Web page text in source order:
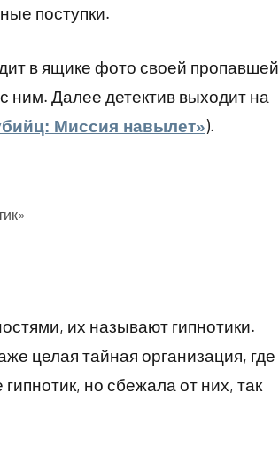
поступки.
в ящике фото своей пропавшей
ним. Далее детектив выходит на
Миссия навылет»).
их называют гипнотики.
целая тайная организация, где
но сбежала от них, так